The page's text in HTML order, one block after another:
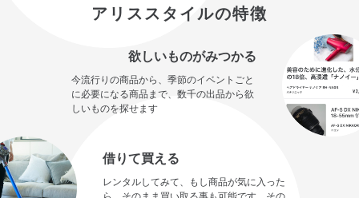
アリススタイルの特徴
欲しいものがみつかる
今流行りの商品から、季節のイベントごと
に必要になる商品まで、数千の出品から欲
しいものを探せます
借りて買える
レンタルしてみて、もし商品が気に入った